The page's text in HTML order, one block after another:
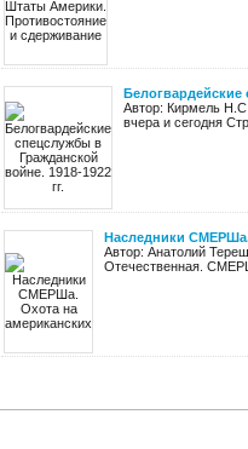
Белогвардейские
Автор: Кирмель
вчера и сегодня
Наследники СМЕРШа.
Автор: Анатолий
Отечественная.